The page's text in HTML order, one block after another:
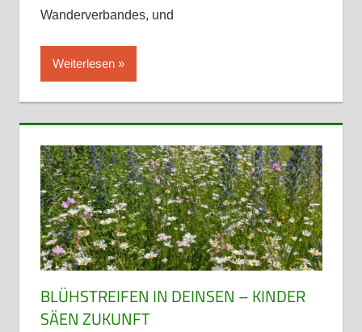
Wanderverbandes, und
Weiterlesen
BLÜHSTREIFEN IN DEINSEN – KINDER
SÄEN ZUKUNFT